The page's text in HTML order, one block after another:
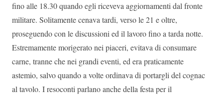
fino alle 18.30 quando egli riceveva aggiornamenti dal fronte
militare. Solitamente cenava tardi, verso le 21 e oltre,
proseguendo con le discussioni ed il lavoro fino a tarda notte.
Estremamente morigerato nei piaceri, evitava di consumare
carne, tranne che nei grandi eventi, ed era praticamente
astemio, salvo quando a volte ordinava di portargli del cognac
al tavolo. I resoconti parlano anche della festa per il